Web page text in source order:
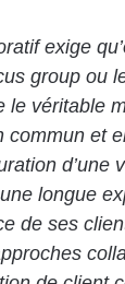
exige
group ou
le véritable
commun et
longue
de ses